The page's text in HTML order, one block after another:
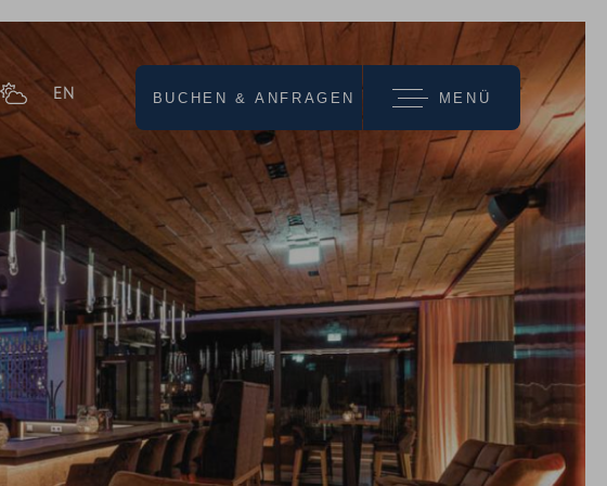
EN MENÜ
wir empfehlen
URLAUBS-
ANGEBOTE
BUCHEN & ANFRAGEN